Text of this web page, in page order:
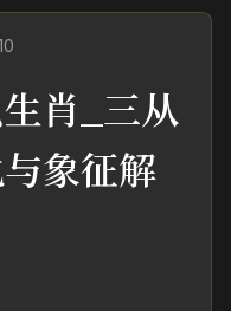
肖_三从
象征解